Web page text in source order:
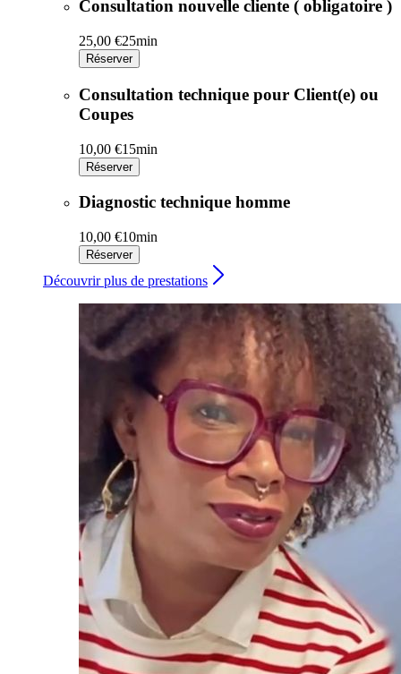
Consultation nouvelle cliente ( obligatoire )
25,00 €25min
Réserver
Consultation technique pour Client(e) ou
Coupes
10,00 €15min
Réserver
Diagnostic technique homme
10,00 €10min
Réserver
Découvrir plus de prestations